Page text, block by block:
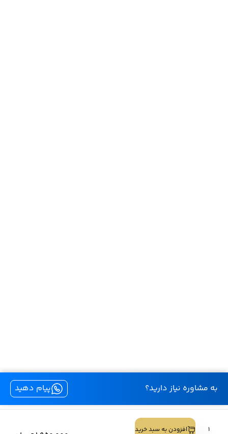
افزودن به سبد خرید
به مشاوره نیاز دارید؟ پیام دهید
کليه حقوق اين سايت متعلق به لنز بیوتی است.